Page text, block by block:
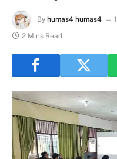
By humas4 humas4
2 Mins Read